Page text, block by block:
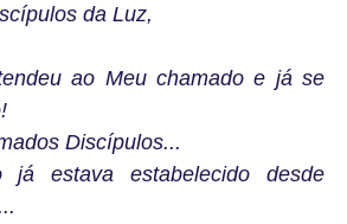
da Luz,
ao Meu chamado e já se
Discípulos...
já estava estabelecido desde